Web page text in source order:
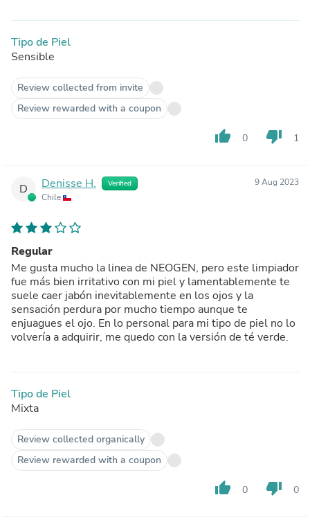
Tipo de Piel
Sensible
Review collected from invite
Review rewarded with a coupon
thumb_up 0 thumb_down 1
D Denisse H. Verified
Chile
9 Aug 2023
Regular
Me gusta mucho la linea de NEOGEN, pero este limpiador
fue más bien irritativo con mi piel y lamentablemente te
suele caer jabón inevitablemente en los ojos y la
sensación perdura por mucho tiempo aunque te
enjuagues el ojo. En lo personal para mi tipo de piel no lo
volvería a adquirir, me quedo con la versión de té verde.
Tipo de Piel
Mixta
Review collected organically
Review rewarded with a coupon
thumb_up 0 thumb_down 0